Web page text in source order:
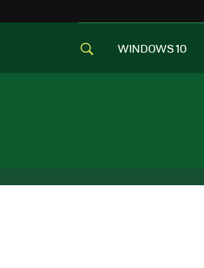
WINDOWS 10